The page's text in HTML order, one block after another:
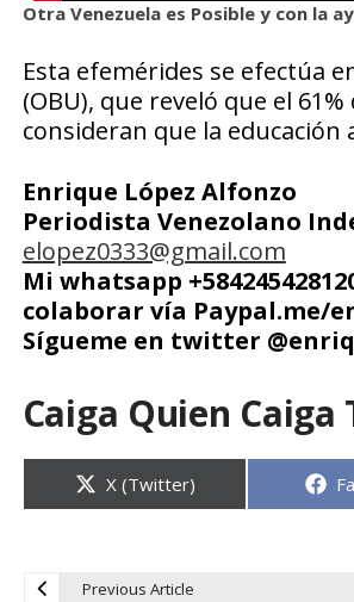
Otra Venezuela es Posible y con la
Esta efemérides se efectúa
(OBU), que reveló que el
consideran que la educación
Enrique López Alfonzo
Periodista Venezolano
elopez0333@gmail.com
Mi whatsapp
colaborar vía Paypal.me/
Sígueme en twitter
Caiga Quien Caiga
Compartir
en
X (Twitter)
Previous Article